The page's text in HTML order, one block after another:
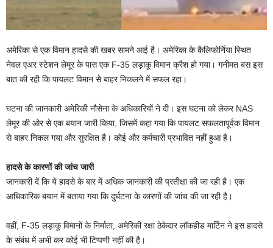
अमेरिका से एक विमान हादसे की खबर सामने आई है। अमेरिका के कैलिफोर्निया स्थित
नेवल एअर स्टेशन लेमूर के पास एक F-35 लड़ाकू विमान क्रैश हो गया। गनीमत बस इस
बात की रही कि पायलट विमान से बाहर निकलने में सफल रहा।
घटना की जानकारी अमेरिकी नौसेना के अधिकारियों ने दी। इस घटना को लेकर NAS
लेमूर की ओर से एक बयान जारी किया, जिसमें कहा गया कि पायलट सफलतापूर्वक विमान
से बाहर निकल गया और सुरक्षित है। कोई और कर्मचारी प्रभावित नहीं हुआ है।
हादसे के कारणों की जांच जारी
जानकारी दें कि ये हादसे के बार में अधिक जानकारी की प्रतीक्षा की जा रही है। एक
आधिकारिक बयान में बताया गया कि दुर्घटना के कारणों की जांच की जा रही है।
वहीं, F-35 लड़ाकू विमानों के निर्माता, अमेरिकी रक्षा ठेकेदार लॉकहीड मार्टिन ने इस हादसे
के संबंध में अभी कर कोई भी टिप्पणी नहीं की है।